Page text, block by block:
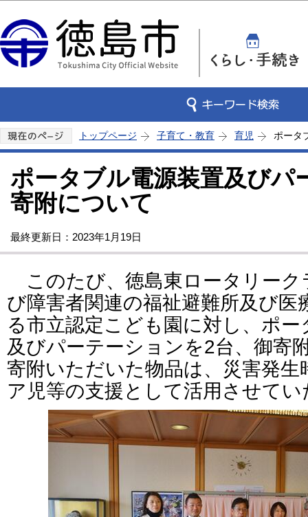
トップページ 子育て・教育 育児 ポータ
ポータブル電源装置及びパ
寄附について
最終更新日：2023年1月19日
このたび、徳島東ロータリーク
び障害者関連の福祉避難所及び医
る市立認定こども園に対し、ポ
及びパーテーションを2台、御寄
寄附いただいた物品は、災害発
ア児等の支援として活用させて